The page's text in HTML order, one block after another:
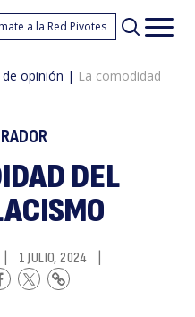
a la Red Pivotes
opinión | La comodidad
DEL
1 JULIO, 2024